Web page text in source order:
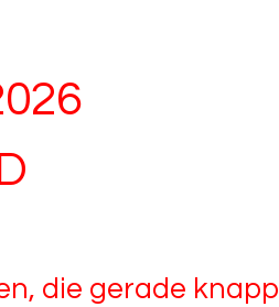
die gerade knapp